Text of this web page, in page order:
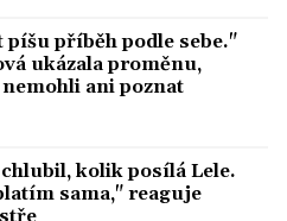
píšu příběh podle sebe."
ukázala proměnu,
ani poznat
kolik posílá Lele.
sama," reaguje